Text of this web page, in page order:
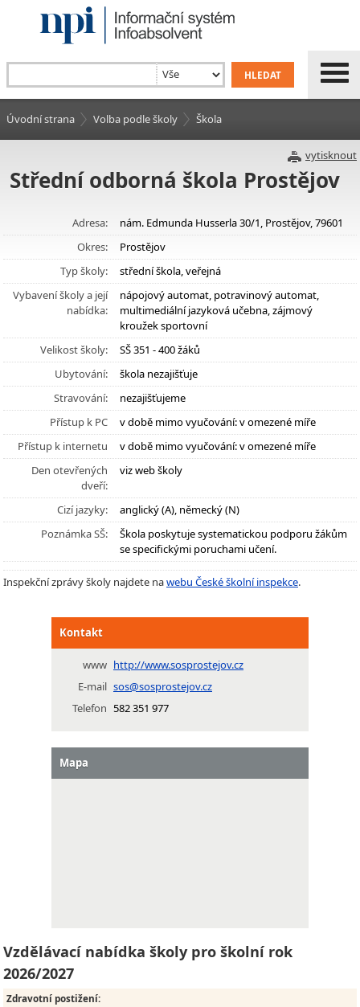
Úvodní strana Volba podle školy Škola
vytisknout
Střední odborná škola Prostějov
Adresa:
nám. Edmunda Husserla 30/1, Prostějov, 79601
Okres:
Prostějov
Typ školy:
střední škola, veřejná
Vybavení školy a její
nabídka:
nápojový automat, potravinový automat,
multimediální jazyková učebna, zájmový
kroužek sportovní
Velikost školy:
SŠ 351 - 400 žáků
Ubytování:
škola nezajišťuje
Stravování:
nezajišťujeme
Přístup k PC
v době mimo vyučování: v omezené míře
Přístup k internetu
v době mimo vyučování: v omezené míře
Den otevřených
dveří:
viz web školy
Cizí jazyky:
anglický (A), německý (N)
Poznámka SŠ:
Škola poskytuje systematickou podporu žákům
se specifickými poruchami učení.
Inspekční zprávy školy najdete nawebu České školní inspekce.
Kontakt
www http://www.sosprostejov.cz
E-mail sos@sosprostejov.cz
Telefon 582 351 977
Mapa
Vzdělávací nabídka školy pro školní rok
2026/2027
Zdravotní postižení: